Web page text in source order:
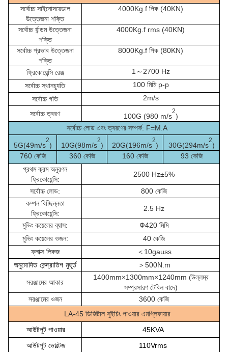
সর্বোচ্চ সাইনোসয়েডাল
উত্তেজনা শক্তি
4000Kg.f পিক (40KN)
সর্বোচ্চ র্যান্ডম উত্তেজনা
শক্তি
4000Kg.f rms (40KN)
সর্বোচ্চ প্রভাব উত্তেজনা
শক্তি
8000Kg.f পিক (80KN)
ফ্রিকোয়েন্সি রেঞ্জ
1～2700 Hz
সর্বোচ্চ স্থানচ্যুতি
100 মিমি p-p
সর্বোচ্চ গতি
2m/s
সর্বোচ্চ ত্বরণ
100G (980 m/s
2
)
সর্বোচ্চ লোড এবং ত্বরণের সম্পর্ক: F=M.A
5G(49m/s
2
) 10G(98m/s
2
) 20G(196m/s
2
) 30G(294m/s
2
)
760 কেজি
360 কেজি 160 কেজি
93 কেজি
প্রথম ক্রম অনুরণন
ফ্রিকোয়েন্সি:
2500 Hz±5%
সর্বোচ্চ লোড:
800 কেজি
কম্পন বিচ্ছিন্নতা
ফ্রিকোয়েন্সি:
2.5 Hz
মুভিং কয়েলের ব্যাস:
Ф420 মিমি
মুভিং কয়েলের ওজন:
40 কেজি
ফ্লাক্স লিকজ
＜10gauss
অনুমোদিত কেন্দ্রাতিগ মুহূর্ত
＞500N.m
সরঞ্জামের আকার
1400mm×1300mm×1240mm (উল্লম্ব
সম্প্রসারণ টেবিল বাদে)
সরঞ্জামের ওজন
3600 কেজি
LA-45 ডিজিটাল সুইচিং পাওয়ার এমপ্লিফায়ার
আউটপুট পাওয়ার
45KVA
আউটপুট ভোল্টেজ
110Vrms